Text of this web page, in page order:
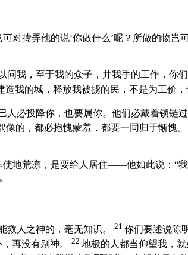
抟弄他的说‘你做什么’呢？所做的物岂可
问我，至于我的众子，并我手的工作，你们
造我的城，释放我被掳的民，不是为工价
人必投降你，也要属你。他们必戴着锁链
像的，都必抱愧蒙羞，都要一同归于惭愧。
地荒凉，是要给人居住——他如此说：“我
人之神的，毫无知识。 21 你们要述说陈
再没有别神。
22 地极的人都当仰望我，